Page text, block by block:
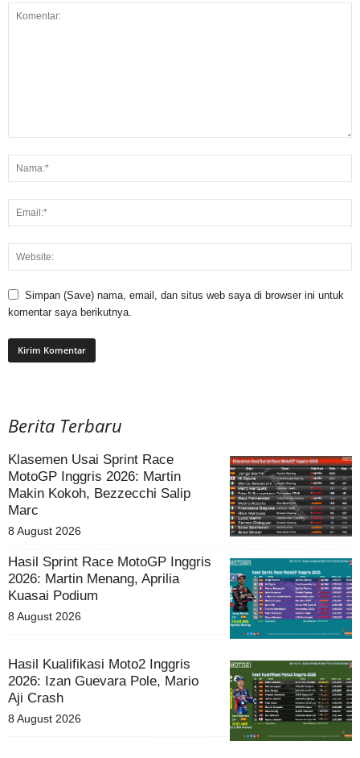
Simpan (Save) nama, email, dan situs web saya di browser ini untuk
komentar saya berikutnya.
Berita Terbaru
Klasemen Usai Sprint Race
MotoGP Inggris 2026: Martin
Makin Kokoh, Bezzecchi Salip
Marc
8 August 2026
Hasil Sprint Race MotoGP Inggris
2026: Martin Menang, Aprilia
Kuasai Podium
8 August 2026
Hasil Kualifikasi Moto2 Inggris
2026: Izan Guevara Pole, Mario
Aji Crash
8 August 2026